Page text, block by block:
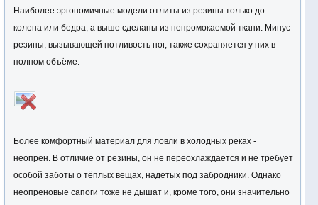
Наиболее эргономичные модели отлиты из резины только до
колена или бедра, а выше сделаны из непромокаемой ткани. Минус
резины, вызывающей потливость ног, также сохраняется у них в
полном объёме.
Более комфортный материал для ловли в холодных реках -
неопрен. В отличие от резины, он не переохлаждается и не требует
особой заботы о тёплых вещах, надетых под забродники. Однако
неопреновые сапоги тоже не дышат и, кроме того, они значительно